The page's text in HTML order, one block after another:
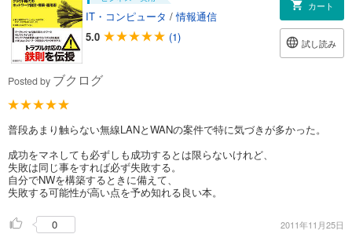
IT・コンピュータ /情報通信
5.0
(1)
カート
試し読み
Posted by ブクログ
普段あまり触らない無線LANとWANの案件で特に気づきが多かった。
成功をマネしても必ずしも成功するとは限らないけれど、
失敗は同じ事をすれば必ず失敗する。
自分でNWを構築するときに備えて、
失敗する可能性が高い点を予め知れる良い本。
0 2011年11月25日